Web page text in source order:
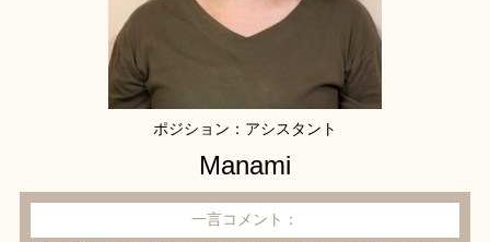
ポジション：アシスタント
Manami
一言コメント：